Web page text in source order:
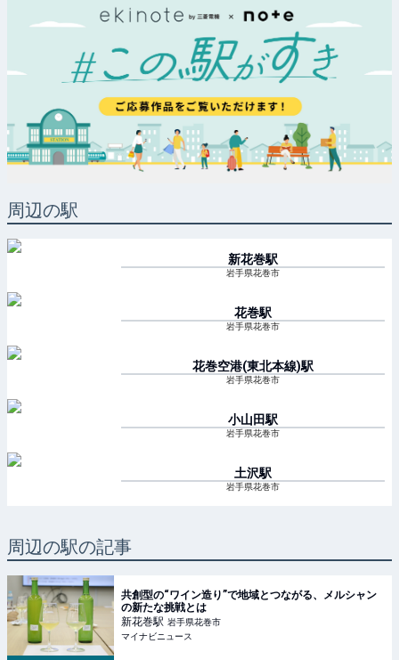
周辺の駅
新花巻駅
岩手県花巻市
花巻駅
岩手県花巻市
花巻空港(東北本線)駅
岩手県花巻市
小山田駅
岩手県花巻市
土沢駅
岩手県花巻市
周辺の駅の記事
共創型の“ワイン造り”で地域とつながる、メルシャン
の新たな挑戦とは
新花巻駅 岩手県花巻市
マイナビニュース